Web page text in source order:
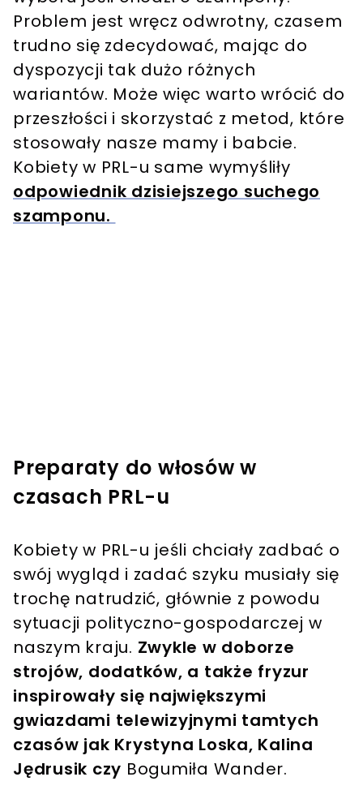
Problem jest wręcz odwrotny, czasem
trudno się zdecydować, mając do
dyspozycji tak dużo różnych
wariantów. Może więc warto wrócić do
przeszłości i skorzystać z metod, które
stosowały nasze mamy i babcie.
Kobiety w PRL-u same wymyśliły
odpowiednik dzisiejszego suchego
szamponu.
Preparaty do włosów w
czasach PRL-u
Kobiety w PRL-u jeśli chciały zadbać o
swój wygląd i zadać szyku musiały się
trochę natrudzić, głównie z powodu
sytuacji polityczno-gospodarczej w
naszym kraju. Zwykle w doborze
strojów, dodatków, a także fryzur
inspirowały się największymi
gwiazdami telewizyjnymi tamtych
czasów jak Krystyna Loska, Kalina
Jędrusik czy Bogumiła Wander.